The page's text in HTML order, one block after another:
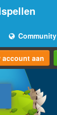
Community
account aan